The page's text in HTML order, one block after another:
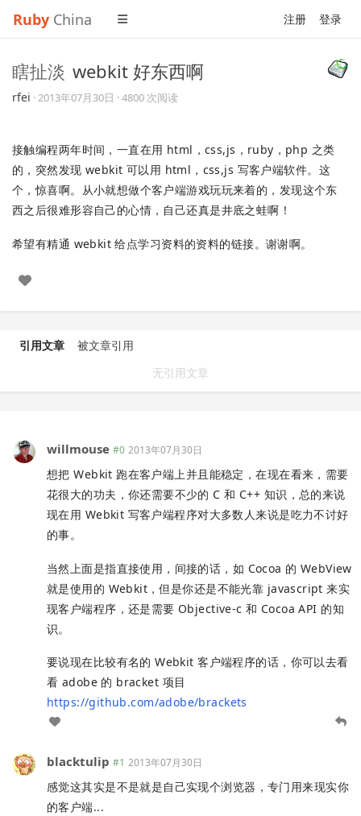
Ruby China 注册 登录
瞎扯淡 webkit 好东西啊
rfei ·2013年07月30日 · 4800 次阅读
接触编程两年时间，一直在用 html，css,js，ruby，php 之类
的，突然发现 webkit 可以用 html，css,js 写客户端软件。这
个，惊喜啊。从小就想做个客户端游戏玩玩来着的，发现这个东
西之后很难形容自己的心情，自己还真是井底之蛙啊！
希望有精通 webkit 给点学习资料的资料的链接。谢谢啊。
引用文章
被文章引用
无引用文章
willmouse #0 2013年07月30日
想把 Webkit 跑在客户端上并且能稳定，在现在看来，需要
花很大的功夫，你还需要不少的 C 和 C++ 知识，总的来说
现在用 Webkit 写客户端程序对大多数人来说是吃力不讨好
的事。
当然上面是指直接使用，间接的话，如 Cocoa 的 WebView
就是使用的 Webkit，但是你还是不能光靠 javascript 来实
现客户端程序，还是需要 Objective-c 和 Cocoa API 的知
识。
要说现在比较有名的 Webkit 客户端程序的话，你可以去看
看 adobe 的 bracket 项目
https://github.com/adobe/brackets
blacktulip #1 2013年07月30日
感觉这其实是不是就是自己实现个浏览器，专门用来现实你
的客户端...